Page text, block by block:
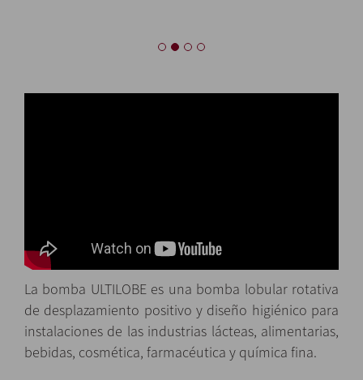
La bomba ULTILOBE es una bomba lobular rotativa
de desplazamiento positivo y diseño higiénico para
instalaciones de las industrias lácteas, alimentarias,
bebidas, cosmética, farmacéutica y química fina.